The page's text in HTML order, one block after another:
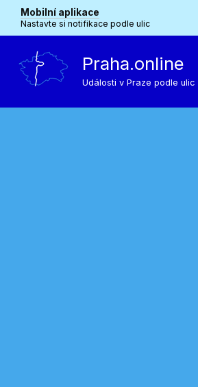
Mobilní aplikace
Nastavte si notifikace podle ulic
Praha.online
Události v Praze podle ulic